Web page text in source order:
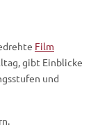
Film
gibt Einblicke
und